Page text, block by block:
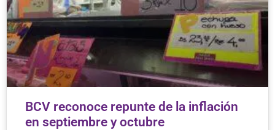
BCV reconoce repunte de la inflación
en septiembre y octubre